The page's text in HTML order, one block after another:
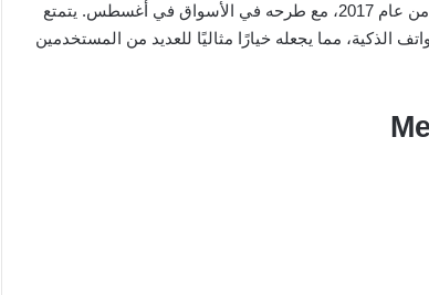
أعلنت شركة Meizu عن هاتفها الجديد Pro 7 Plus في يوليو من عام 2017، مع طرحه في الأسواق في أغسطس. يتمتع
الذكية، مما يجعله خيارًا مثاليًا للعديد من المستخدمين